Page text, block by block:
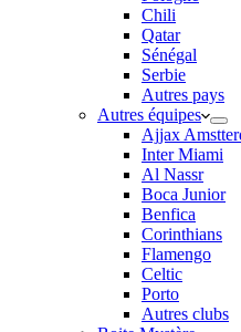
Chili
Qatar
Sénégal
Serbie
Autres pays
Autres équipes
Ajjax
Inter Miami
Al Nassr
Boca Junior
Benfica
Corinthians
Flamengo
Celtic
Porto
Autres clubs